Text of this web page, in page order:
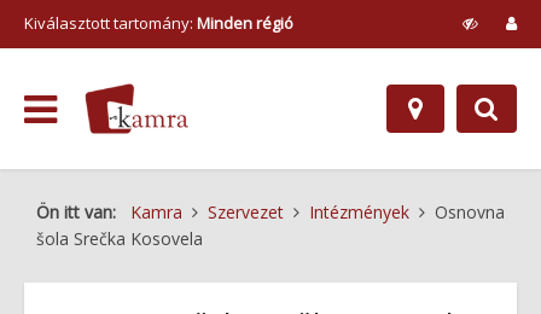
Kiválasztott tartomány: Minden régió
Ön itt van: Kamra Szervezet Intézmények
Osnovna
šola Srečka Kosovela